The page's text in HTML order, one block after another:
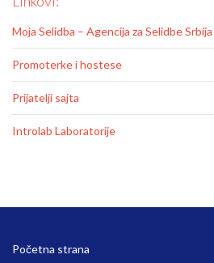
Moja Selidba – Agencija za Selidbe
Promoterke i hostese
Prijatelji sajta
Introlab Laboratorije
Početna strana